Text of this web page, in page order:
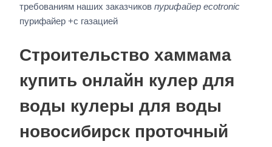
требованиям наших заказчиков пурифайер ecotronic
пурифайер +с газацией
Строительство хаммама
купить онлайн кулер для
воды кулеры для воды
новосибирск проточный